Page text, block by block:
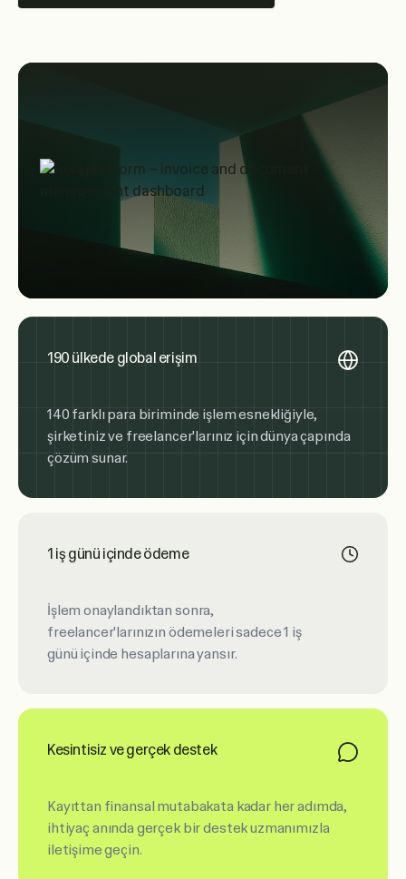
190 ülkede global erişim
140 farklı para biriminde işlem esnekliğiyle,
şirketiniz ve freelancer'larınız için dünya çapında
çözüm sunar.
Kesintisiz ve gerçek destek
Kayıttan finansal mutabakata kadar her adımda,
ihtiyaç anında gerçek bir destek uzmanımızla
iletişime geçin.
1 iş günü içinde ödeme
İşlem onaylandıktan sonra,
freelancer'larınızın ödemeleri sadece 1 iş
günü içinde hesaplarına yansır.